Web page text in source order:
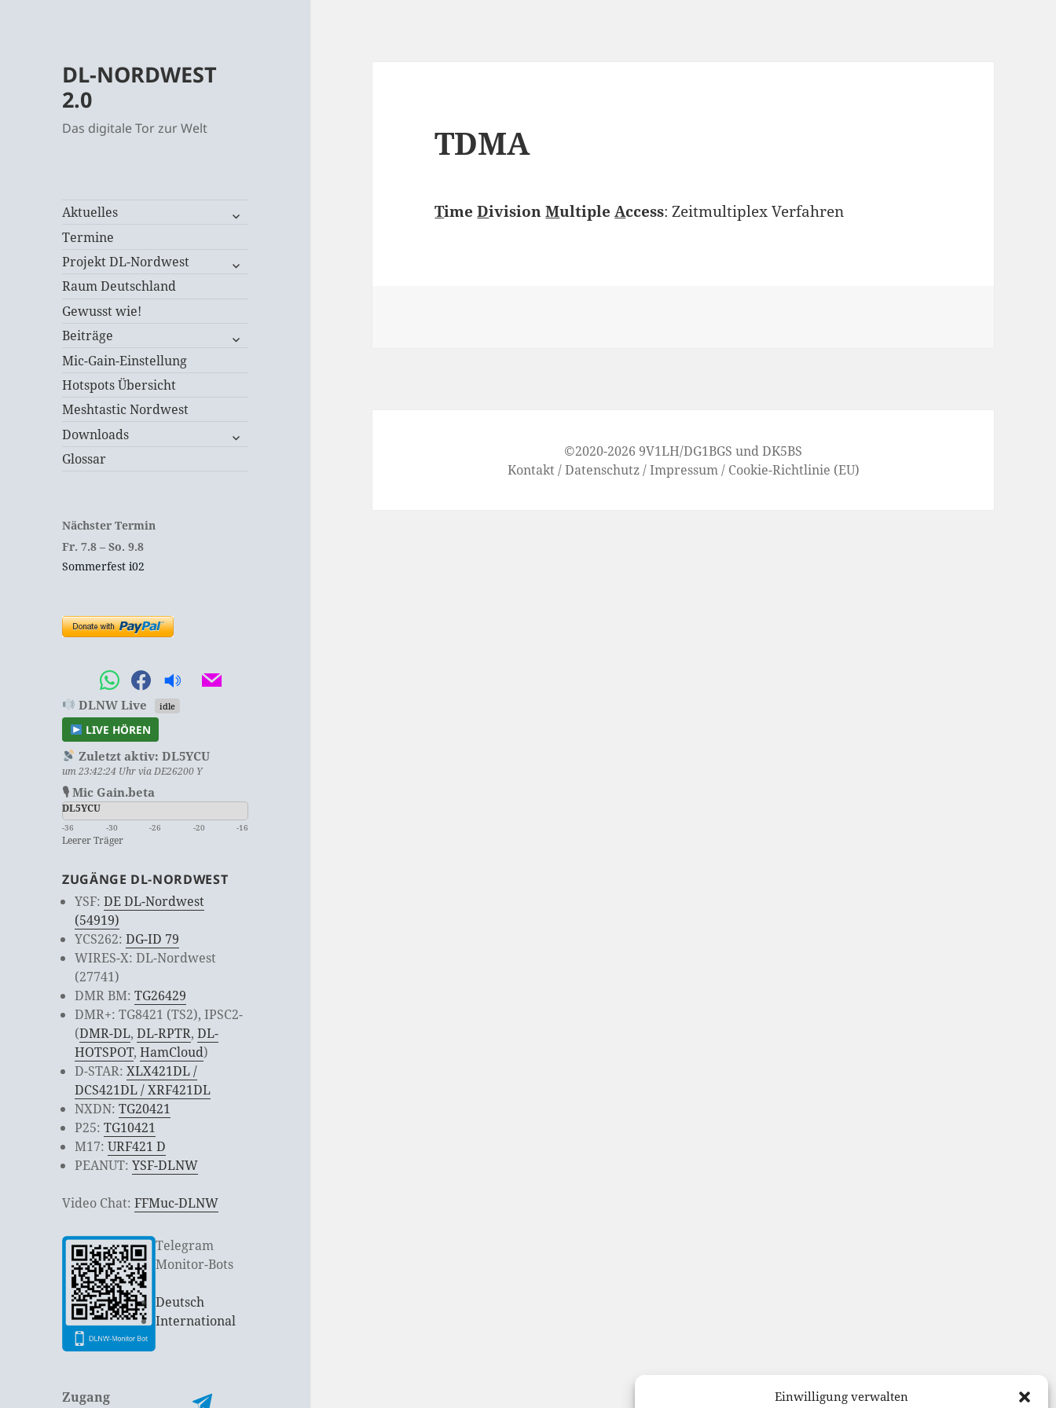
Einwilligung verwalten
DL-NORDWEST
2.0
Das digitale Tor zur Welt
Aktuelles
untermenü
Termine
Projekt DL-Nordwest
untermenü
Raum Deutschland
Gewusst wie!
Beiträge
untermenü
Mic-Gain-Einstellung
Hotspots Übersicht
Meshtastic Nordwest
Downloads
untermenü
Glossar
Nächster Termin
Fr. 7.8 –So. 9.8
Sommerfest i02
DLNW Live idle
LIVE HÖREN
Zuletzt aktiv: DL5YCU
um 23:42:24 Uhr via DE26200 Y
🎙 Mic Gain.beta
DL5YCU
-36 -30 -26 -20 -16
Leerer Träger
ZUGÄNGE DL-NORDWEST
YSF:DE DL-Nordwest
(54919)
YCS262:DG-ID 79
WIRES-X: DL-Nordwest
(27741)
DMR BM:TG26429
DMR+: TG8421 (TS2), IPSC2-
(DMR-DL,DL-RPTR,DL-
HOTSPOT,HamCloud)
D-STAR:XLX421DL /
DCS421DL / XRF421DL
NXDN:TG20421
P25:TG10421
M17:URF421 D
PEANUT:YSF-DLNW
Video Chat:FFMuc-DLNW
Telegram
Monitor-Bots
Deutsch
International
Zugang
TDMA
TimeDivisionMultipleAccess: Zeitmultiplex Verfahren
©2020-2026 9V1LH/DG1BGS undDK5BS
Kontakt/Datenschutz/Impressum/ Cookie-Richtlinie (EU)